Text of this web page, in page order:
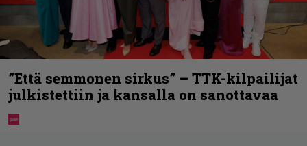
”Että semmonen sirkus” – TTK-kilpailijat
julkistettiin ja kansalla on sanottavaa